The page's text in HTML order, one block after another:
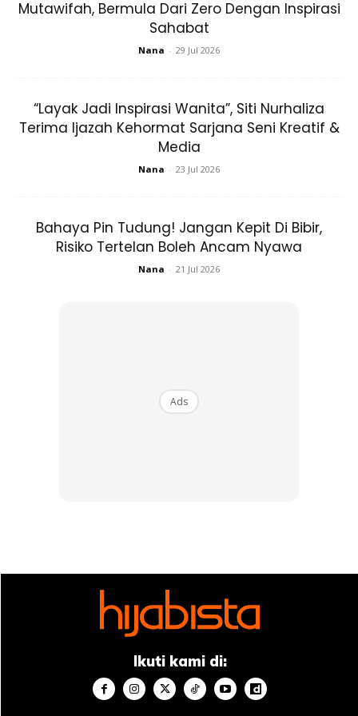
Ads
“Alhamdulillah..Kalau hatinya bersih 7 sifat anggota pun ikut
bersih. Semoga Allah swt berkati dan merahmati setiap
“Pakej betul Lisa ni. Pandai lawa berharta beragama.”
Anda mungkin berminat dengan
Mutawifah, Bermula Dari Zero Dengan Inspirasi
Sahabat
Nana - 29 Jul 2026
“Layak Jadi Inspirasi Wanita”, Siti Nurhaliza
Terima Ijazah Kehormat Sarjana Seni Kreatif &
Media
Nana - 23 Jul 2026
Bahaya Pin Tudung! Jangan Kepit Di Bibir,
Risiko Tertelan Boleh Ancam Nyawa
Nana - 21 Jul 2026
Ads
Ikuti kami di: